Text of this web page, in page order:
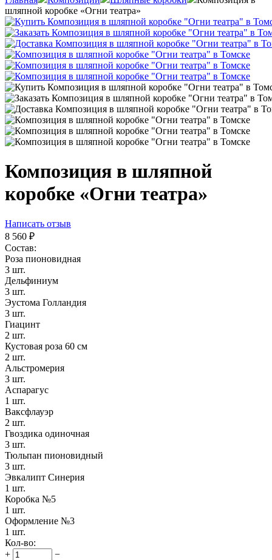
шляпной коробке «Огни театра»
Композиция в шляпной
коробке «Огни театра»
Написать отзыв
8 560 ₽
Состав:
Роза пионовидная
3 шт.
Дельфиниум
3 шт.
Эустома Голландия
3 шт.
Гиацинт
2 шт.
Кустовая роза 60 см
2 шт.
Альстромерия
3 шт.
Аспарагус
1 шт.
Ваксфлауэр
2 шт.
Гвоздика одиночная
3 шт.
Тюльпан пионовидный
3 шт.
Эвкалипт Синерия
1 шт.
Коробка №5
1 шт.
Оформление №3
1 шт.
Кол-во:
+
−